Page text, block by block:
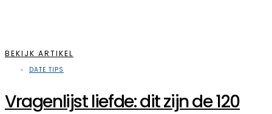
BEKIJK ARTIKEL
DATE TIPS
Vragenlijst liefde: dit zijn de 120